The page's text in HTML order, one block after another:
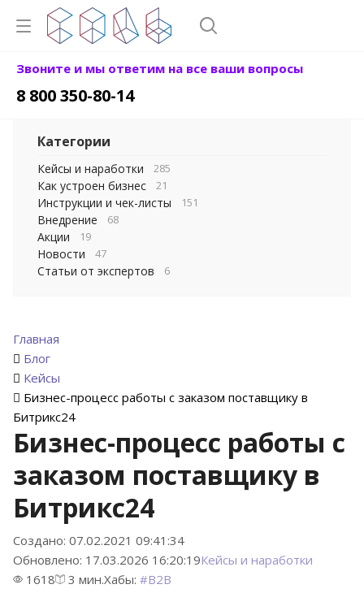
Звоните и мы ответим на все ваши вопросы
8 800 350-80-14
Главная
Блог
Кейсы
Бизнес-процесс работы с заказом поставщику в
Битрикс24
Бизнес-процесс работы с
заказом поставщику в
Битрикс24
Создано: 07.02.2021 09:41:34
Обновлено: 17.03.2026 16:20:19Кейсы и наработки
1618
3 мин.Хабы: #B2B
Категории
Кейсы и наработки 285
Как устроен бизнес 21
Инструкции и чек-листы 151
Внедрение 68
Акции 19
Новости 47
Статьи от экспертов 6